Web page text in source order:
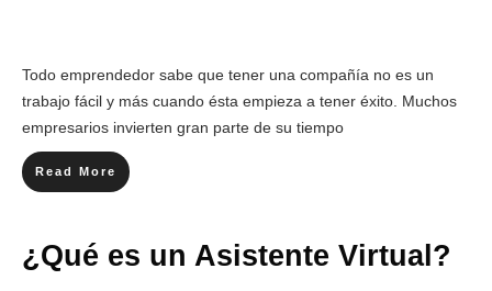
Todo emprendedor sabe que tener una compañía no es un
trabajo fácil y más cuando ésta empieza a tener éxito. Muchos
empresarios invierten gran parte de su tiempo
Read More
¿Qué es un Asistente Virtual?